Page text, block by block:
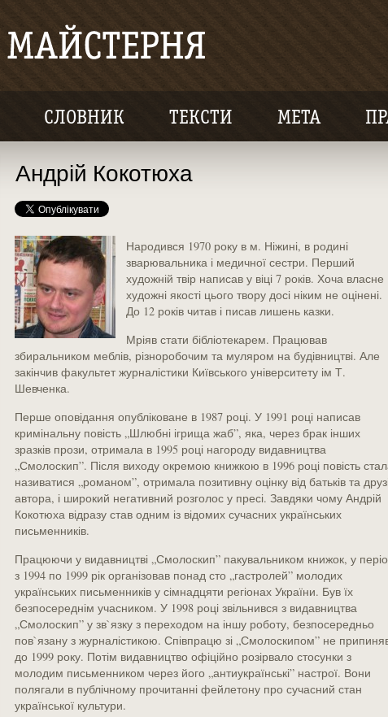
СЛОВНИК ТЕКСТИ МЕТА
Андрій Кокотюха
Народився 1970 року в м. Ніжині, в родині
зварювальника і медичної сестри. Перший
художній твір написав у віці 7 років. Хоча власне
художні якості цього твору досі ніким не оцінені.
До 12 років читав і писав лишень казки.
Мріяв стати бібліотекарем. Працював
збиральником меблів, різноробочим та муляром на будівництві. Але
закінчив факультет журналістики Київського університету ім Т.
Шевченка.
Перше оповідання опубліковане в 1987 році. У 1991 році написав
кримінальну повість „Шлюбні ігрища жаб”, яка, через брак інших
зразків прози, отримала в 1995 році нагороду видавництва
„Смолоскип”. Після виходу окремою книжкою в 1996 році повість
називатися „романом”, отримала позитивну оцінку від батьків та
автора, і широкий негативний розголос у пресі. Завдяки чому Андрій
Кокотюха відразу став одним із відомих сучасних українських
письменників.
Працюючи у видавництві „Смолоскип” пакувальником книжок, у
з 1994 по 1999 рік організовав понад сто „гастролей” молодих
українських письменників у сімнадцяти регіонах України. Був їх
безпосереднім учасником. У 1998 році звільнився з видавництва
„Смолоскип” у зв`язку з переходом на іншу роботу, безпосередньо
пов`язану з журналістикою. Співпрацю зі „Смолоскипом” не
до 1999 року. Потім видавництво офіційно розірвало стосунки з
молодим письменником через його „антиукраїнські” настрої. Вони
полягали в публічному прочитанні фейлетону про сучасний стан
української культури.